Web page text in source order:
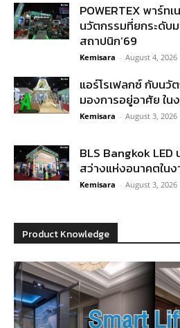
POWERTEX พาร์ท
นวัตกรรมที่ยกระดับ
สถาปนิก’69
Kemisara - August 4, 2026
แอร์โรเฟลกซ์ กับนวั
มองการอยู่อาศัย ใน
Kemisara - August 3, 2026
BLS Bangkok
สว่างแห่งอนาคตใน
Kemisara - August 3, 2026
Product Knowledge